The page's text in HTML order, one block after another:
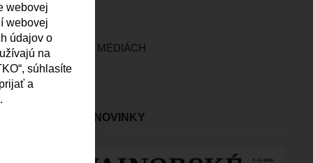
KAMERY
VAJNORY V MÉDIÁCH
VAJNORSKÉ NOVINKY
webovej
webovej
údajov o
na
súhlasíte
a